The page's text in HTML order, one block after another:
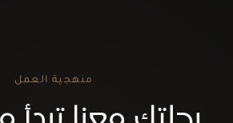
منهجية العمل